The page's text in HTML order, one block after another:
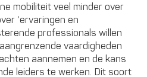
mobiliteit veel minder over
‘ervaringen en
professionals willen
vaardigheden
aannemen en de kans
leiders te werken. Dit soort